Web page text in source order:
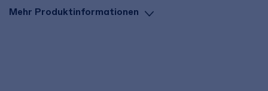
Mehr Produktinformationen